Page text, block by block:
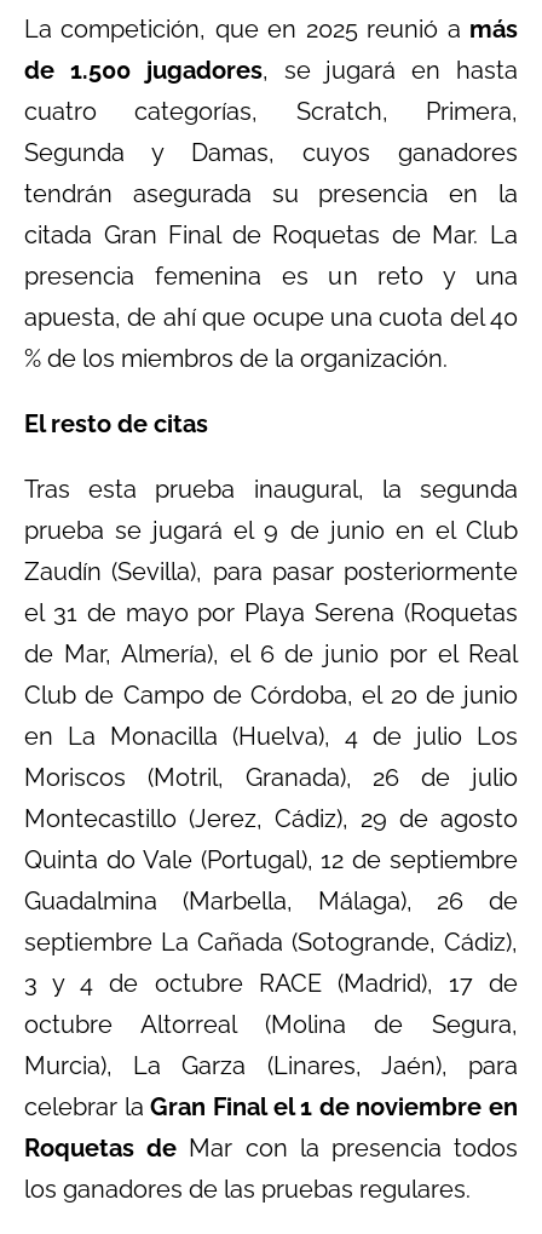
La competición, que en 2025 reunió a más
de 1.500 jugadores, se jugará en hasta
cuatro categorías, Scratch, Primera,
Segunda y Damas, cuyos ganadores
tendrán asegurada su presencia en la
citada Gran Final de Roquetas de Mar. La
presencia femenina es un reto y una
apuesta, de ahí que ocupe una cuota del 40
% de los miembros de la organización.
El resto de citas
Tras esta prueba inaugural, la segunda
prueba se jugará el 9 de junio en el Club
Zaudín (Sevilla), para pasar posteriormente
el 31 de mayo por Playa Serena (Roquetas
de Mar, Almería), el 6 de junio por el Real
Club de Campo de Córdoba, el 20 de junio
en La Monacilla (Huelva), 4 de julio Los
Moriscos (Motril, Granada), 26 de julio
Montecastillo (Jerez, Cádiz), 29 de agosto
Quinta do Vale (Portugal), 12 de septiembre
Guadalmina (Marbella, Málaga), 26 de
septiembre La Cañada (Sotogrande, Cádiz),
3 y 4 de octubre RACE (Madrid), 17 de
octubre Altorreal (Molina de Segura,
Murcia), La Garza (Linares, Jaén), para
celebrar laGran Final el 1 de noviembre en
Roquetas de Mar con la presencia todos
los ganadores de las pruebas regulares.